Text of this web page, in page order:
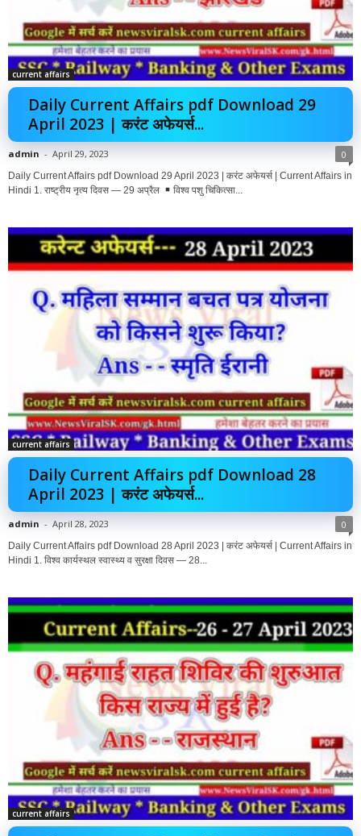
current affairs
Daily Current Affairs pdf Download 29
April 2023 | करंट अफेयर्स...
admin - April 29, 2023 0
Daily Current Affairs pdf Download 29 April 2023 | करंट अफेयर्स | Current Affairs in
Hindi 1. राष्ट्रीय नृत्य दिवस — 29 अप्रैल
विश्व पशु चिकित्सा...
current affairs
Daily Current Affairs pdf Download 28
April 2023 | करंट अफेयर्स...
admin - April 28, 2023 0
Daily Current Affairs pdf Download 28 April 2023 | करंट अफेयर्स | Current Affairs in
Hindi 1. विश्व कार्यस्थल स्वास्थ्य व सुरक्षा दिवस — 28...
current affairs